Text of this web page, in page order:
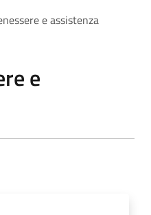
e assistenza
e